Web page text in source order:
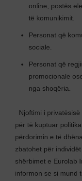
online, postës
të komunikimit.
Personat që
sociale.
Personat që
promocionale
nga shoqëria.
Njoftimi i
për të kuptuar
përdorimin e të
zbatohet për
shërbimet e Eurolab
informon se si mund